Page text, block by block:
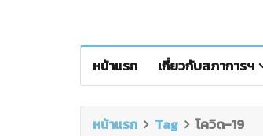
หน้าแรก เกี่ยวกับสภาการฯ
หน้าแรก Tag โควิด-19